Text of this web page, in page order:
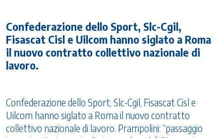
Confederazione dello Sport, Slc-Cgil,
Fisascat Cisl e Uilcom hanno siglato a Roma
il nuovo contratto collettivo nazionale di
lavoro.
Confederazione dello Sport, Slc-Cgil, Fisascat Cisl e
Uilcom hanno siglato a Roma il nuovo contratto
collettivo nazionale di lavoro. Prampolini: “passaggio